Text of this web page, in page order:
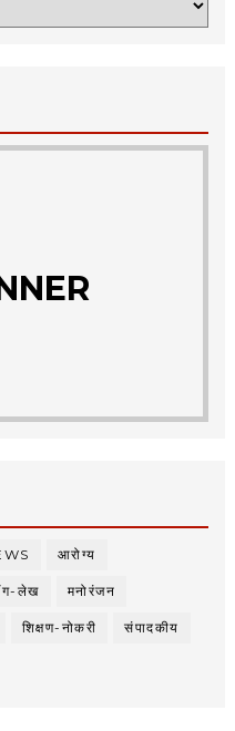
आरोग्य
लेख मनोरंजन
शिक्षण-नोकरी संपादकीय